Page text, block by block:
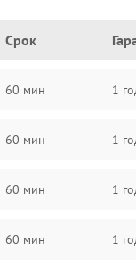
Срок
60 мин 1
60 мин 1
60 мин 1
60 мин 1